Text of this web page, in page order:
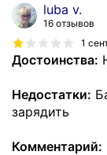
luba v.
16 отзывов
1
Достоинства:
Недостатки:
зарядить
Комментарий: